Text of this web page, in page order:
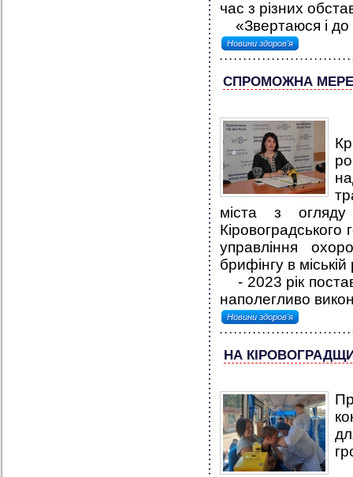
час з різних
«Звертаюся і до
Новини здоров'я
СПРОМОЖНА
міста з
Кіровоградського
управління
брифінгу в міській
- 2023 рік
наполегливо
Новини здоров'я
НА